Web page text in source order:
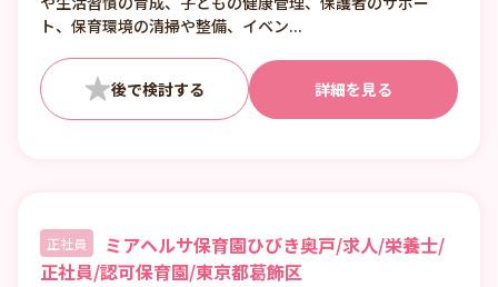
ト、保育環境の清掃や整備、イベン...
詳細を見る
正社員
ミアヘルサ保育園ひびき奥戸/求人/栄養士/
正社員/認可保育園/東京都葛飾区